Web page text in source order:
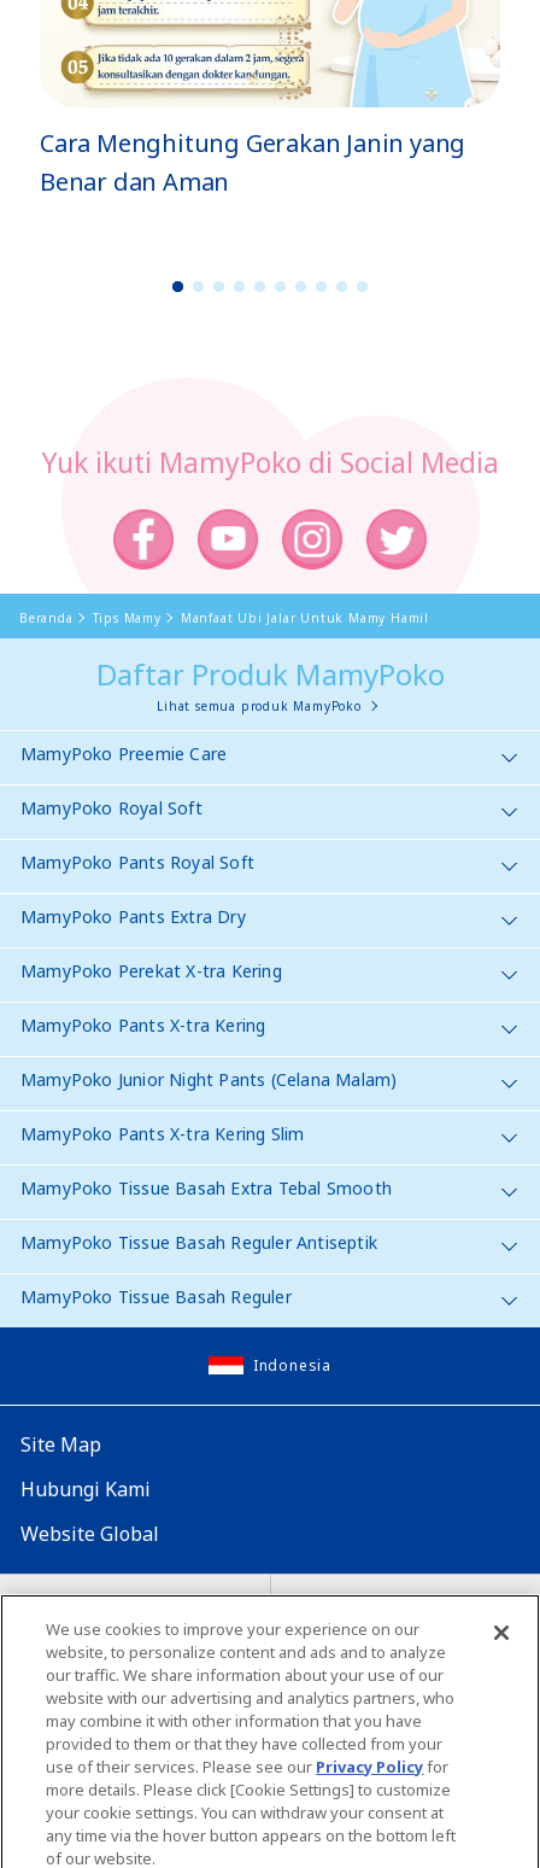
Cara Menghitung Gerakan Janin yang
Benar dan Aman
1 2 3 4 5 6 7 8 9 1
Yuk ikuti MamyPoko di Social Media
Beranda Tips Mamy Manfaat Ubi Jalar Untuk Mamy Hamil
Daftar Produk MamyPoko
Lihat semua produk MamyPoko
MamyPoko Preemie Care
MamyPoko Royal Soft
MamyPoko Pants Royal Soft
MamyPoko Pants Extra Dry
MamyPoko Perekat X-tra Kering
MamyPoko Pants X-tra Kering
MamyPoko Junior Night Pants (Celana Malam)
MamyPoko Pants X-tra Kering Slim
MamyPoko Tissue Basah Extra Tebal Smooth
MamyPoko Tissue Basah Reguler Antiseptik
MamyPoko Tissue Basah Reguler
Indonesia
Site Map
Hubungi Kami
Website Global
Map Situs Lokasi seluruh dunia
Tentang penggunaan situs ini Lingkungan yang dianjurkan
Copyright© Unicharm Corporation
We use cookies to improve your experience on our
website, to personalize content and ads and to analyze
our traffic. We share information about your use of our
website with our advertising and analytics partners, who
may combine it with other information that you have
provided to them or that they have collected from your
use of their services. Please see our Privacy Policyfor
more details. Please click [Cookie Settings] to customize
your cookie settings. You can withdraw your consent at
any time via the hover button appears on the bottom left
of our website.